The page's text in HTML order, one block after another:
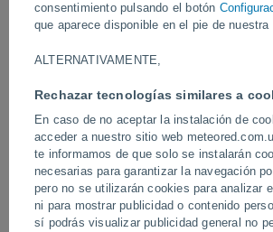
consentimiento pulsando el botón
que aparece disponible en el pie de nuestra
ALTERNATIVAMENTE,
Rechazar tecnologías similares a
En caso de no aceptar la instalación de
acceder a nuestro sitio web
te informamos de que solo se instalarán
necesarias para garantizar la navegación
pero no se utilizarán cookies para analizar
ni para mostrar publicidad o contenido
sí podrás visualizar publicidad general no
Vídeos
Hace 9 horas